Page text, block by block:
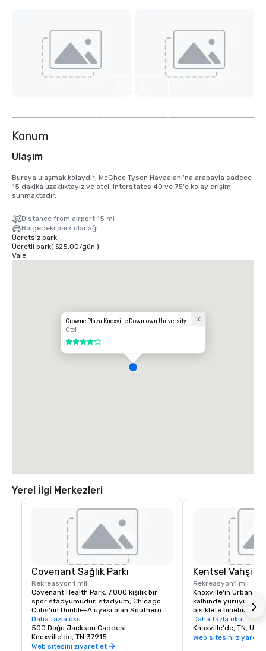
Konum
Ulaşım
Buraya ulaşmak kolaydır; McGhee Tyson Havaalanı'na arabayla sadece
15 dakika uzaklıktayız ve otel, Interstates 40 ve 75'e kolay erişim
sunmaktadır.
Distance from airport 15 mi
Bölgedeki park olanağı
Ücretsiz park
Ücretli park( $25,00/gün )
Vale
Crowne Plaza Knoxville Downtown University
Otel
4 / 5
Yerel İlgi Merkezleri
Covenant Sağlık Parkı
Rekreasyon1 mil
Covenant Health Park, 7.000 kişilik bir
spor stadyumudur, stadyum, Chicago
Cubs'un Double-A üyesi olan Southern
League'den Double-A Knoxville Smokies
ve bir Division III futbol takımı olan One
Knoxville SC'nin ev beyzbol parkı olarak
hizmet verecek.
Daha fazla oku
500 Doğu Jackson Caddesi
Knoxville'de, TN 37915
Web sitesini ziyaret et
Kentsel Vahşi
Rekreasyon1 mil
Knoxville'in Urban
kalbinde yürüyüş
bisiklete
tırmanabileceğiniz,
veya sadece
muhteşem bir açık
Daha fazla oku
Knoxville'de, TN, US
Web sitesini ziyaret